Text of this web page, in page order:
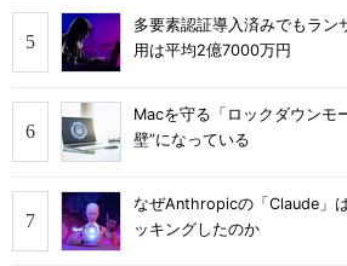
多要素認証導入済みでもラ
用は平均2億7000万円
Macを守る「ロックダウンモ
壁”になっている
なぜAnthropicの「Claude」
ッキングしたのか